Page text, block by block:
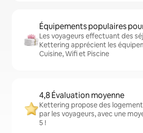
Équipements populaires
Les voyageurs effectuant des
Kettering apprécient les
Cuisine, Wifi et Piscine
4,8 Évaluation moyenne
Kettering propose des
par les voyageurs, avec une
5 !